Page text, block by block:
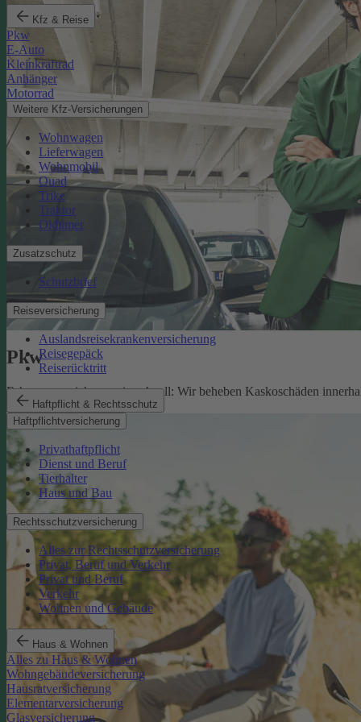
Kfz & Reise
Pkw
E-Auto
Kleinkraftrad
Anhänger
Motorrad
Weitere Kfz-Versicherungen
Wohnwagen
Lieferwagen
Wohnmobil
Quad
Trike
Traktor
Oldtimer
Zusatzschutz
Schutzbrief
Reiseversicherung
Auslandsreisekrankenversicherung
Reisegepäck
Reiserücktritt
Haftpflicht & Rechtsschutz
Haftpflichtversicherung
Privathaftpflicht
Dienst und Beruf
Tierhalter
Haus und Bau
Rechtsschutzversicherung
Alles zur Rechtsschutzversicherung
Privat, Beruf und Verkehr
Privat und Beruf
Verkehr
Wohnen und Gebäude
Haus & Wohnen
Alles zu Haus & Wohnen
Wohngebäudeversicherung
Hausratversicherung
Elementarversicherung
Glasversicherung
Pkw
Fahrzeugversicherung in schnell: Wir beheben Kaskoschäden
Pkw-Versicherung